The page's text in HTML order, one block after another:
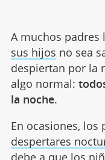
A muchos padres
sus hijos no sea
despiertan por la
algo normal:
la noche.
En ocasiones, los
despertares
debe a que los